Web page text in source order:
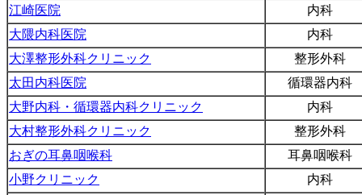
江崎医院
内科
大隈内科医院
内科
大澤整形外科クリニック
整形外科
太田内科医院
循環器内科
大野内科・循環器内科クリニック
内科
大村整形外科クリニック
整形外科
おぎの耳鼻咽喉科
耳鼻咽喉科
小野クリニック
内科